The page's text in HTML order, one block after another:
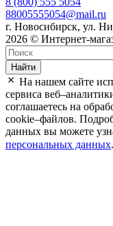
88005555054@mail.ru
г. Новосибирск, ул.
2026 © Интернет-
Найти
На нашем сайте
сервиса
соглашаетесь на
cookie–файлов.
данных вы можете
персональных данных.